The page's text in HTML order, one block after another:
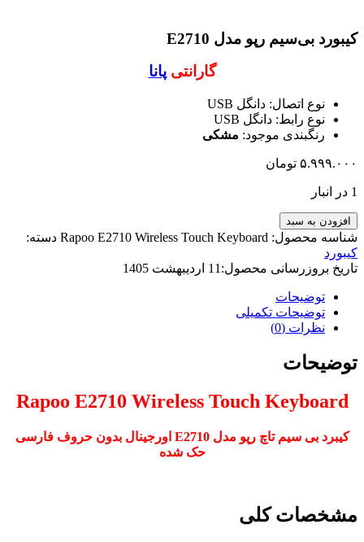
کیبورد بی‌سیم رپو مدل E2710
گارانتیپانا
نوع اتصال: دانگل USB
نوع رابط: دانگل USB
رنگبندی موجود: مشکی
۵.۹۹۹.۰۰۰ تومان
1 در انبار
افزودن به سبد
شناسه محصول: Rapoo E2710 Wireless Touch Keyboard دسته:
کیبورد
تاریخ بروزرسانی محصول: 11 اردیبهشت 1405
توضیحات
توضیحات تکمیلی
نظرات (0)
توضیحات
Rapoo E2710 Wireless Touch Keyboard
کیبرد بی سیم تاچ رپو مدل E2710 اورجینال بدون حروف فارسی
حک شده
مشخصات کلی